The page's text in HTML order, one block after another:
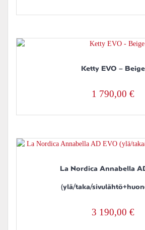
Ketty EVO – Beige
1 790,00 €
La Nordica Annabella
(ylä/taka/
3 190,00 €